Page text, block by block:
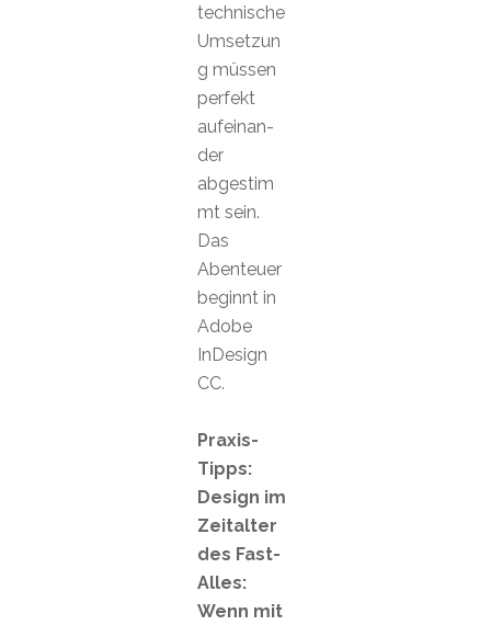
technische
Umsetzun
g müssen
perfekt
aufeinan-
der
abgestim
mt sein.
Das
Abenteuer
beginnt in
Adobe
InDesign
CC.
Praxis-
Tipps:
Design im
Zeitalter
des Fast-
Alles:
Wenn mit